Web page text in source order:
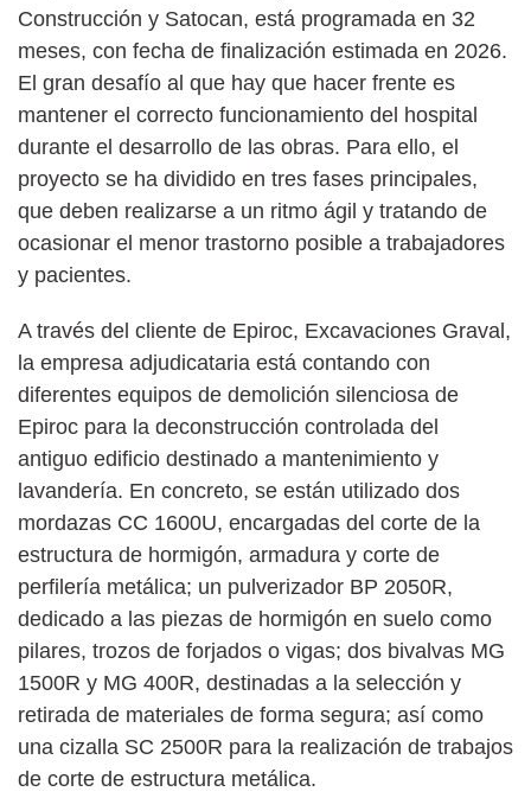
Construcción y Satocan, está programada en 32
meses, con fecha de finalización estimada en 2026.
El gran desafío al que hay que hacer frente es
mantener el correcto funcionamiento del hospital
durante el desarrollo de las obras. Para ello, el
proyecto se ha dividido en tres fases principales,
que deben realizarse a un ritmo ágil y tratando de
ocasionar el menor trastorno posible a trabajadores
y pacientes.
A través del cliente de Epiroc, Excavaciones Graval,
la empresa adjudicataria está contando con
diferentes equipos de demolición silenciosa de
Epiroc para la deconstrucción controlada del
antiguo edificio destinado a mantenimiento y
lavandería. En concreto, se están utilizado dos
mordazas CC 1600U, encargadas del corte de la
estructura de hormigón, armadura y corte de
perfilería metálica; un pulverizador BP 2050R,
dedicado a las piezas de hormigón en suelo como
pilares, trozos de forjados o vigas; dos bivalvas MG
1500R y MG 400R, destinadas a la selección y
retirada de materiales de forma segura; así como
una cizalla SC 2500R para la realización de trabajos
de corte de estructura metálica.